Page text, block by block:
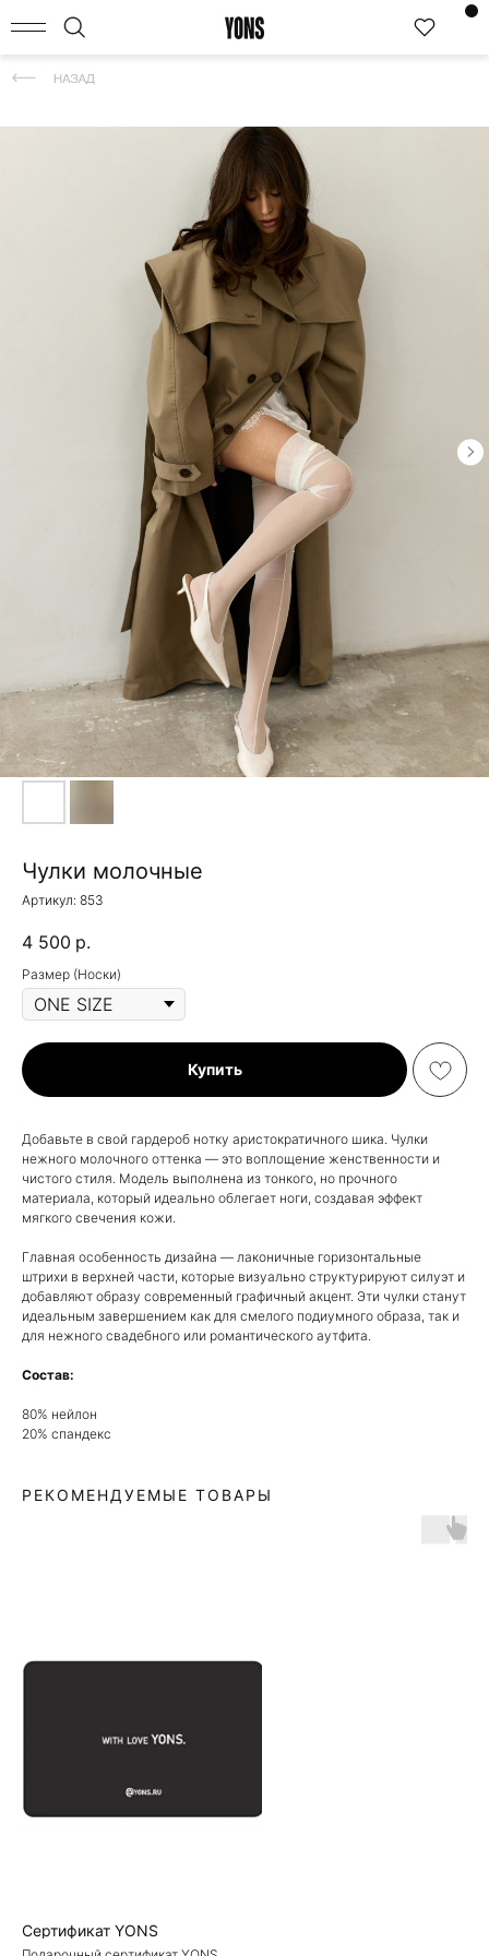
КАТАЛОГ
Чулки молочные
Артикул: 853
4 500 р.
Размер (Носки)
Купить
Добавьте в свой гардероб нотку аристократичного шика. Чулки
нежного молочного оттенка — это воплощение женственности и
чистого стиля. Модель выполнена из тонкого, но прочного
материала, который идеально облегает ноги, создавая эффект
мягкого свечения кожи.
Главная особенность дизайна — лаконичные горизонтальные
штрихи в верхней части, которые визуально структурируют силуэт и
добавляют образу современный графичный акцент. Эти чулки станут
идеальным завершением как для смелого подиумного образа, так и
для нежного свадебного или романтического аутфита.
Состав:
80% нейлон
20% спандекс
РЕКОМЕНДУЕМЫЕ ТОВАРЫ
Сертификат YONS